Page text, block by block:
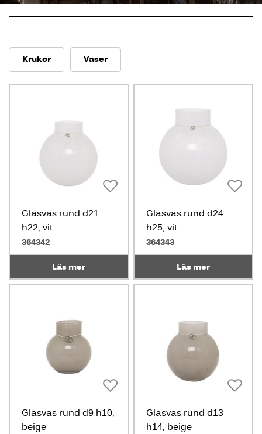
Krukor Vaser
Glasvas rund d21
h22, vit
364342
Läs mer
Glasvas rund d24
h25, vit
364343
Läs mer
Glasvas rund d9 h10,
beige
Glasvas rund d13
h14, beige